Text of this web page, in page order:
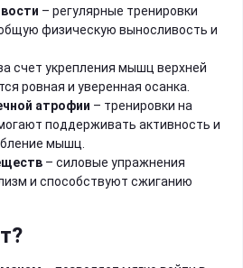
– регулярные тренировки
физическую выносливость и
счет укрепления мышц верхней
ровная и уверенная осанка.
атрофии – тренировки на
поддерживать активность и
мышц.
– силовые упражнения
и способствуют сжиганию